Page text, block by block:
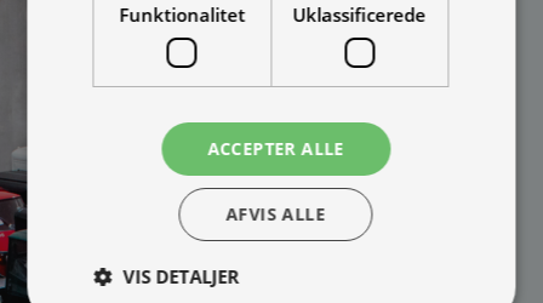
Kan vi hjælpe
dig?
Vi bygger vognene på
bestilling og kan
skræddersy løsningen
100% efter dine behov.
Udfyld formularen og
Funktionalitet Uklassificerede
ACCEPTER ALLE
AFVIS ALLE
VIS DETALJER